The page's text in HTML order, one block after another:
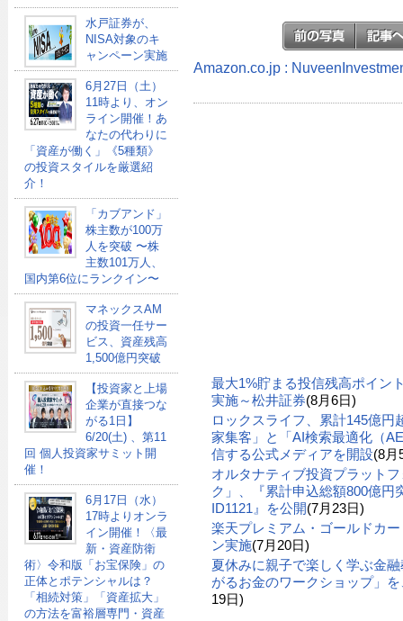
水戸証券が、
NISA対象のキ
ャンペーン実施
6月27日（土）
11時より、オン
ライン開催！あ
なたの代わりに
「資産が働く」《5種類》
の投資スタイルを厳選紹
介！
「カブアンド」
株主数が100万
人を突破 〜株
主数101万人、
国内第6位にランクイン〜
マネックスAM
の投資一任サー
ビス、資産残高
1,500億円突破
【投資家と上場
企業が直接つな
がる1日】
6/20(土) 、第11
回 個人投資家サミット開
催！
6月17日（水）
17時よりオンラ
イン開催！〈最
新・資産防衛
術〉令和版「お宝保険」の
正体とポテンシャルは？
「相続対策」「資産拡大」
の方法を富裕層専門・資産
Amazon.co.jp :
最大1%貯まる投信残高ポイン
実施～松井証券(8月6日)
ロックスライフ、累計145億円
家集客」と「AI検索最適化（
信する公式メディアを開設(8月
オルタナティブ投資プラット
ク」、『累計申込総額800億円
ID1121』を公開(7月23日)
楽天プレミアム・ゴールドカ
ン実施(7月20日)
夏休みに親子で楽しく学ぶ金
がるお金のワークショップ」
19日)